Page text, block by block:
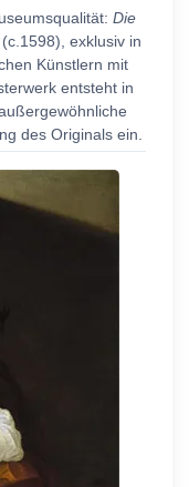
Die
exklusiv in
Künstlern mit
entsteht in
des Originals ein.